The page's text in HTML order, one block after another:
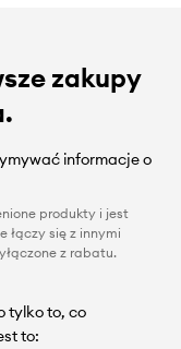
zakupy
informacje o
produkty i jest
łączy się z innymi
z rabatu.
tylko to, co
to: